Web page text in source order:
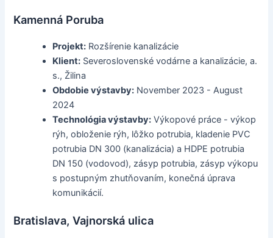
Kamenná Poruba
Projekt: Rozšírenie kanalizácie
Klient: Severoslovenské vodárne a kanalizácie, a.
s., Žilina
Obdobie výstavby: November 2023 - August
2024
Technológia výstavby: Výkopové práce - výkop
rýh, obloženie rýh, lôžko potrubia, kladenie PVC
potrubia DN 300 (kanalizácia) a HDPE potrubia
DN 150 (vodovod), zásyp potrubia, zásyp výkopu
s postupným zhutňovaním, konečná úprava
komunikácií.
Bratislava, Vajnorská ulica